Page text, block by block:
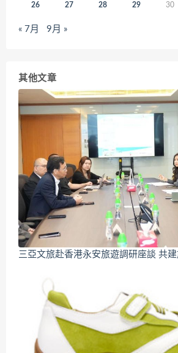
26 27 28 29 30
« 7月 9月 »
其他文章
三亞文旅赴香港永安旅遊調研座談 共